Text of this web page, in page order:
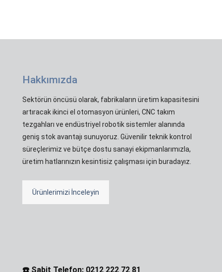
Hakkımızda
Sektörün öncüsü olarak, fabrikaların üretim kapasitesini
artıracak ikinci el otomasyon ürünleri, CNC takım
tezgahları ve endüstriyel robotik sistemler alanında
geniş stok avantajı sunuyoruz. Güvenilir teknik kontrol
süreçlerimiz ve bütçe dostu sanayi ekipmanlarımızla,
üretim hatlarınızın kesintisiz çalışması için buradayız.
Ürünlerimizi İnceleyin
☎️ Sabit Telefon: 0212 222 72 81